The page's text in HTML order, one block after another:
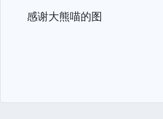
感谢大熊喵的图